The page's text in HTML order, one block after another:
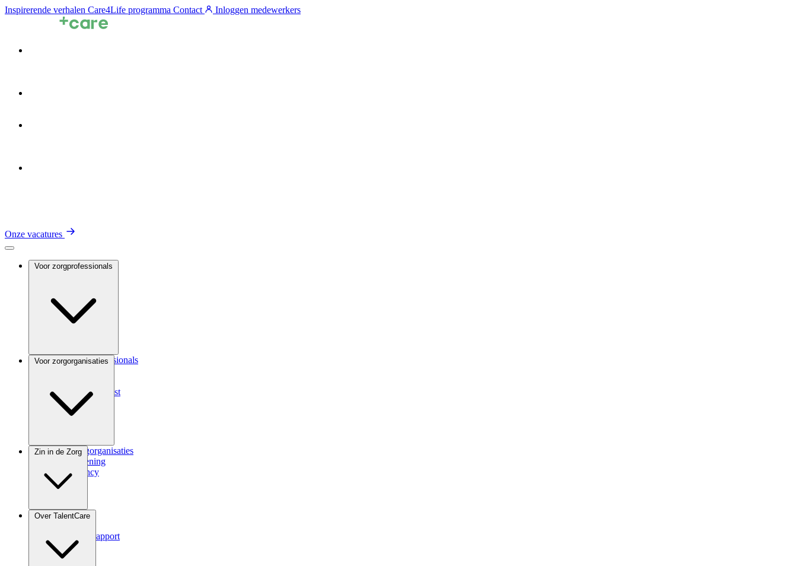
Inspirerende verhalen Care4Life programma Contact Inloggen medewerkers
Onze vacatures
Voor zorgprofessionals
Voor zorgprofessionals
Medisch specialist
Voor zorgorganisaties
Voor zorgorganisaties
Zorgverlening
Consultancy
Zin in de Zorg
Zindicator
Zindicator rapport
Over TalentCare